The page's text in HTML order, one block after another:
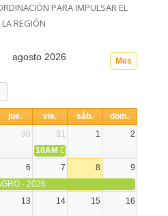
PARA IMPULSAR EL
REGIÓN
Mes
agosto 2026
jue. vie. sáb.
dom.
30 31 1
2
10AM DIA NACIONAL DE LA
6 7 8
9
- 2026
13 14 15 16